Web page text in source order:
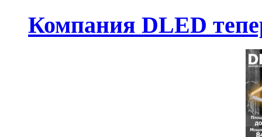
Компания DLED